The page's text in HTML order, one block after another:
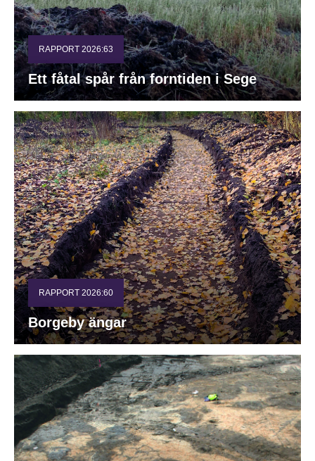
RAPPORT 2026:63
Ett fåtal spår från forntiden i Sege
RAPPORT 2026:60
Borgeby ängar